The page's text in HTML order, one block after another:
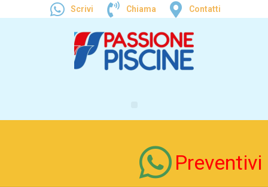
Scrivi Chiama Contatti
Preventivi